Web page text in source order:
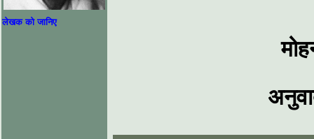
लेखक को जानिए